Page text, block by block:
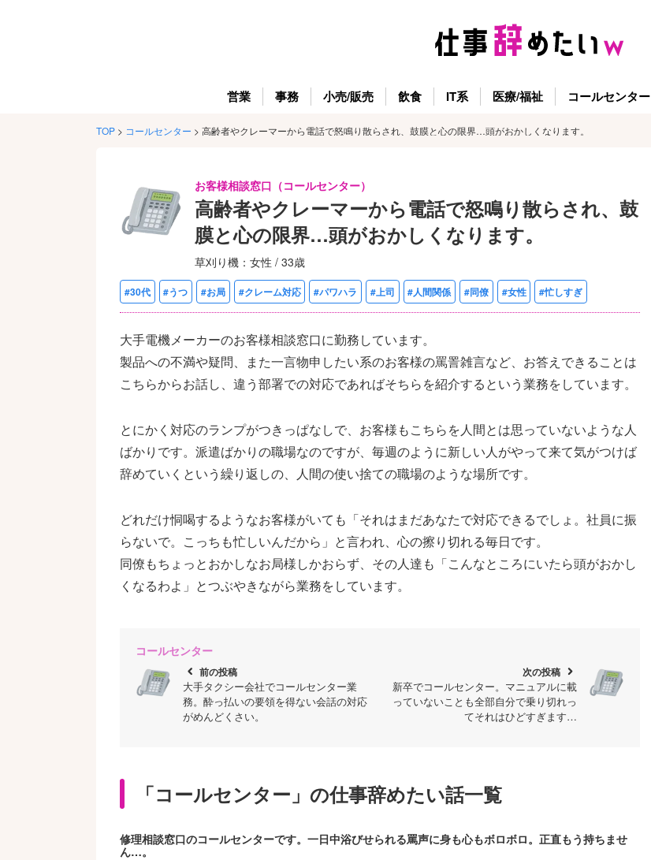
営業 事務 小売/販売 飲食 IT系 医療/福祉 コールセンター
TOP > コールセンター > 高齢者やクレーマーから電話で怒鳴り散らされ、鼓膜と心の限界…頭がおかしくなります。
お客様相談窓口（コールセンター）
高齢者やクレーマーから電話で怒鳴り散らされ、鼓
膜と心の限界…頭がおかしくなります。
草刈り機：女性 / 33歳
#30代 #うつ #お局 #クレーム対応 #パワハラ #上司 #人間関係 #同僚 #女性 #忙しすぎ
大手電機メーカーのお客様相談窓口に勤務しています。
製品への不満や疑問、また一言物申したい系のお客様の罵詈雑言など、お答えできることは
こちらからお話し、違う部署での対応であればそちらを紹介するという業務をしています。
とにかく対応のランプがつきっぱなしで、お客様もこちらを人間とは思っていないような人
ばかりです。派遣ばかりの職場なのですが、毎週のように新しい人がやって来て気がつけば
辞めていくという繰り返しの、人間の使い捨ての職場のような場所です。
どれだけ恫喝するようなお客様がいても「それはまだあなたで対応できるでしょ。社員に振
らないで。こっちも忙しいんだから」と言われ、心の擦り切れる毎日です。
同僚もちょっとおかしなお局様しかおらず、その人達も「こんなところにいたら頭がおかし
くなるわよ」とつぶやきながら業務をしています。
コールセンター
chevron_left 前の投稿
大手タクシー会社でコールセンター業
務。酔っ払いの要領を得ない会話の対応
がめんどくさい。
次の投稿 chevron_right
新卒でコールセンター。マニュアルに載
っていないことも全部自分で乗り切れっ
てそれはひどすぎます…
「コールセンター」の仕事辞めたい話一覧
修理相談窓口のコールセンターです。一日中浴びせられる罵声に身も心もボロボロ。正直もう持ちませ
ん…。